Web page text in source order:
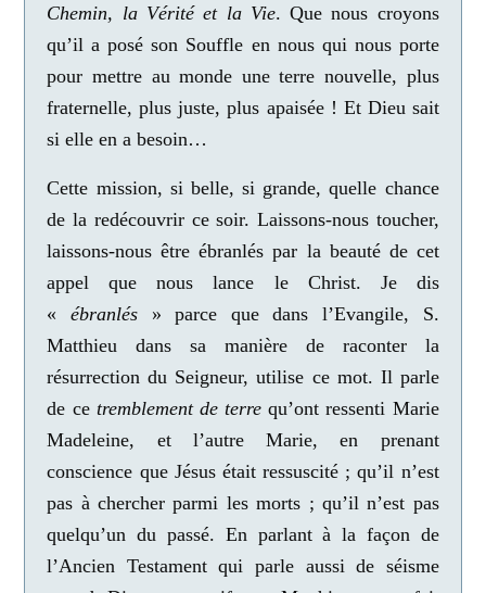
Chemin, la Vérité et la Vie. Que nous croyons
qu’il a posé son Souffle en nous qui nous porte
pour mettre au monde une terre nouvelle, plus
fraternelle, plus juste, plus apaisée ! Et Dieu sait
si elle en a besoin…
Cette mission, si belle, si grande, quelle chance
de la redécouvrir ce soir. Laissons-nous toucher,
laissons-nous être ébranlés par la beauté de cet
appel que nous lance le Christ. Je dis
« ébranlés » parce que dans l’Evangile, S.
Matthieu dans sa manière de raconter la
résurrection du Seigneur, utilise ce mot. Il parle
de ce tremblement de terrequ’ont ressenti Marie
Madeleine, et l’autre Marie, en prenant
conscience que Jésus était ressuscité ; qu’il n’est
pas à chercher parmi les morts ; qu’il n’est pas
quelqu’un du passé. En parlant à la façon de
l’Ancien Testament qui parle aussi de séisme